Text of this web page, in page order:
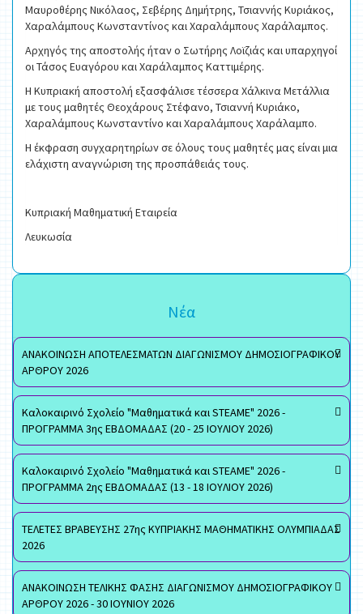
Μαυροθέρης Νικόλαος, Σεβέρης Δημήτρης, Τσιαννής Κυριάκος,
Χαραλάμπους Κωνσταντίνος και Χαραλάμπους Χαράλαμπος.
Αρχηγός της αποστολής ήταν ο Σωτήρης Λοϊζιάς και υπαρχηγοί
οι Τάσος Ευαγόρου και Χαράλαμπος Καττιμέρης.
Η Κυπριακή αποστολή εξασφάλισε τέσσερα Χάλκινα Μετάλλια
με τους μαθητές Θεοχάρους Στέφανο, Τσιαννή Κυριάκο,
Χαραλάμπους Κωνσταντίνο και Χαραλάμπους Χαράλαμπο.
Η έκφραση συγχαρητηρίων σε όλους τους μαθητές μας είναι μια
ελάχιστη αναγνώριση της προσπάθειάς τους.
Κυπριακή Μαθηματική Εταιρεία
Λευκωσία
Νέα
ΑΝΑΚΟΙΝΩΣΗ ΑΠΟΤΕΛΕΣΜΑΤΩΝ ΔΙΑΓΩΝΙΣΜΟΥ ΔΗΜΟΣΙΟΓΡΑΦΙΚΟΥ
ΑΡΘΡΟΥ 2026
Καλοκαιρινό Σχολείο "Μαθηματικά και STEAME" 2026 -
ΠΡΟΓΡΑΜΜΑ 3ης ΕΒΔΟΜΑΔΑΣ (20 - 25 ΙΟΥΛΙΟΥ 2026)
Καλοκαιρινό Σχολείο "Μαθηματικά και STEAME" 2026 -
ΠΡΟΓΡΑΜΜΑ 2ης ΕΒΔΟΜΑΔΑΣ (13 - 18 ΙΟΥΛΙΟΥ 2026)
ΤΕΛΕΤΕΣ ΒΡΑΒΕΥΣΗΣ 27ης ΚΥΠΡΙΑΚΗΣ ΜΑΘΗΜΑΤΙΚΗΣ ΟΛΥΜΠΙΑΔΑΣ
2026
ΑΝΑΚΟΙΝΩΣΗ ΤΕΛΙΚΗΣ ΦΑΣΗΣ ΔΙΑΓΩΝΙΣΜΟΥ ΔΗΜΟΣΙΟΓΡΑΦΙΚΟΥ
ΑΡΘΡΟΥ 2026 - 30 ΙΟΥΝΙΟΥ 2026